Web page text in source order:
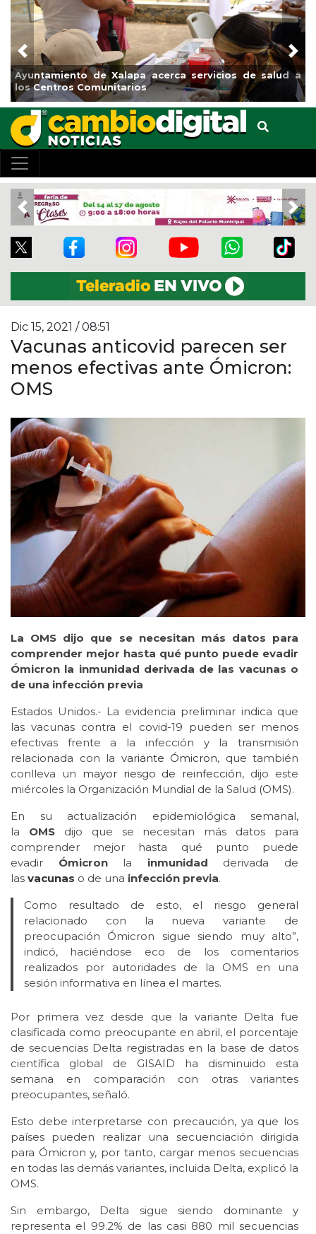
de Xalapa acerca servicios de salud a
Comunitarios
Municipio
el
Previous
Previous
Dic 15, 2021 / 08:51
Vacunas anticovid parecen ser
menos efectivas ante Ómicron:
OMS
La OMS dijo que se necesitan más datos para
comprender mejor hasta qué punto puede evadir
Ómicron la inmunidad derivada de las vacunas o
de una infección previa
Estados Unidos.- La evidencia preliminar indica que
las vacunas contra el covid-19 pueden ser menos
efectivas frente a la infección y la transmisión
relacionada con la variante Ómicron, que también
conlleva un mayor riesgo de reinfección, dijo este
miércoles la Organización Mundial de la Salud (OMS).
En su actualización epidemiológica semanal,
la OMSdijo que se necesitan más datos para
comprender mejor hasta qué punto puede
evadir Ómicronla inmunidad derivada de
las vacunas o de una infección previa.
Como resultado de esto, el riesgo general
relacionado con la nueva variante de
preocupación Ómicron sigue siendo muy alto”,
indicó, haciéndose eco de los comentarios
realizados por autoridades de la OMS en una
sesión informativa en línea el martes.
Por primera vez desde que la variante Delta fue
clasificada como preocupante en abril, el porcentaje
de secuencias Delta registradas en la base de datos
científica global de GISAID ha disminuido esta
semana en comparación con otras variantes
preocupantes, señaló.
Esto debe interpretarse con precaución, ya que los
países pueden realizar una secuenciación dirigida
para Ómicron y, por tanto, cargar menos secuencias
en todas las demás variantes, incluida Delta, explicó la
OMS.
Sin embargo, Delta sigue siendo dominante y
representa el 99.2% de las casi 880 mil secuencias